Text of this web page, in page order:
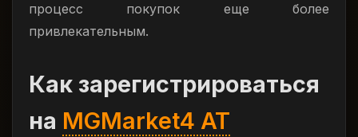
процесс покупок еще более
привлекательным.
Как зарегистрироваться
на MGMarket4 AT